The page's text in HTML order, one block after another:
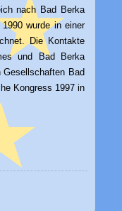
nach Bad Berka
wurde in einer
Die Kontakte
und Bad Berka
Bad
Kongress 1997 in